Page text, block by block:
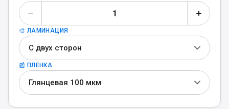
🎨 ЛАМИНАЦИЯ
С двух сторон
📰 ПЛЕНКА
Глянцевая 100 мкм